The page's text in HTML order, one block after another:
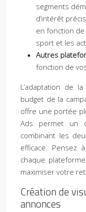
segments
d’intérêt
en fonction
sport et les
Autres
fonction de
L’adaptation de
budget de la
offre une portée
Ads permet un
combinant les
efficace. Pensez
chaque
maximiser votre
Création de
annonces